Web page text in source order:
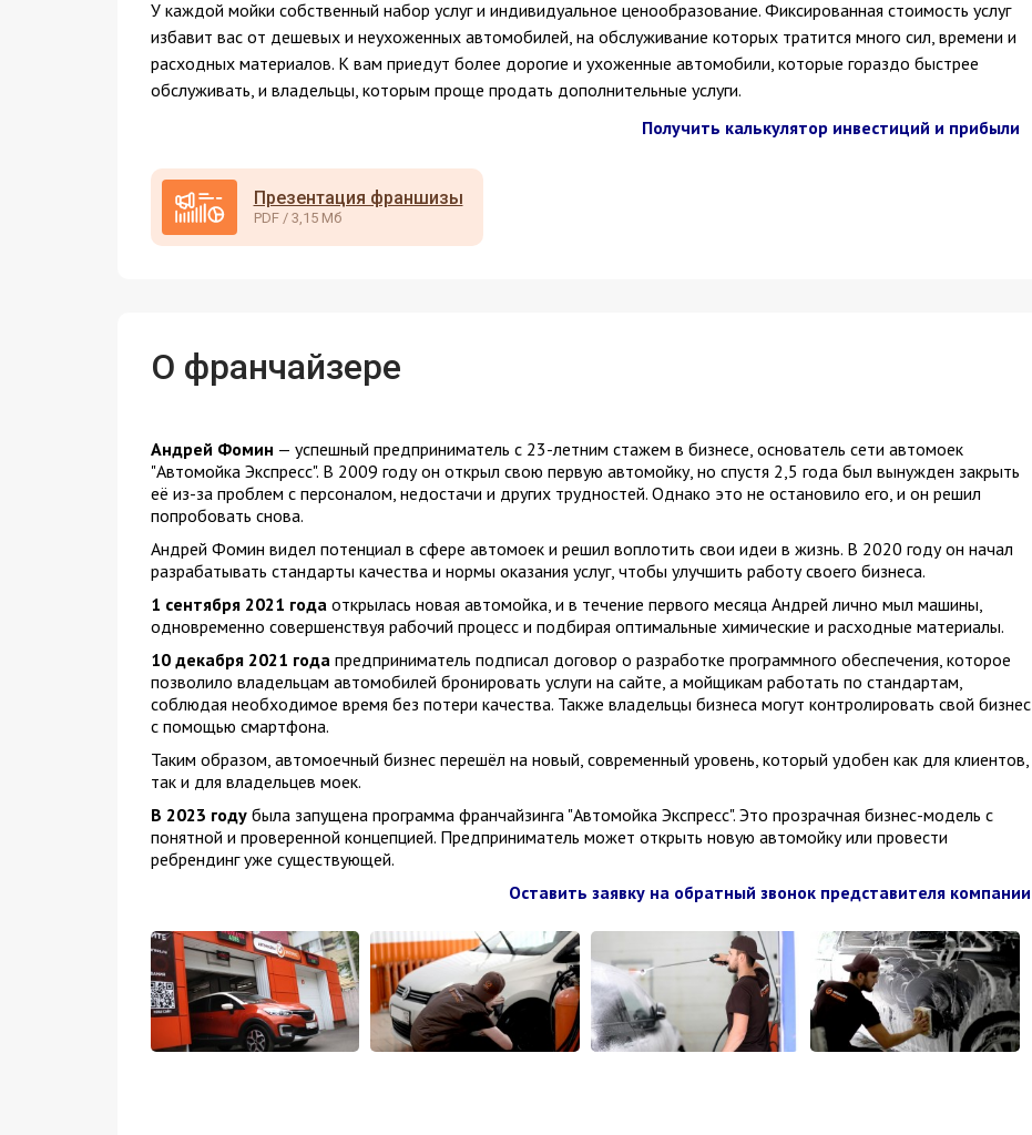
У каждой мойки собственный набор услуг и индивидуальное ценообразование. Фиксированная стоимость услуг
избавит вас от дешевых и неухоженных автомобилей, на обслуживание которых тратится много сил, времени и
расходных материалов. К вам приедут более дорогие и ухоженные автомобили, которые гораздо быстрее
обслуживать, и владельцы, которым проще продать дополнительные услуги.
Получить калькулятор инвестиций и прибыли
Презентация франшизы
PDF / 3,15 Мб
О франчайзере
Андрей Фомин — успешный предприниматель с 23-летним стажем в бизнесе, основатель сети автомоек
"Автомойка Экспресс". В 2009 году он открыл свою первую автомойку, но спустя 2,5 года был вынужден закрыть
её из-за проблем с персоналом, недостачи и других трудностей. Однако это не остановило его, и он решил
попробовать снова.
Андрей Фомин видел потенциал в сфере автомоек и решил воплотить свои идеи в жизнь. В 2020 году он начал
разрабатывать стандарты качества и нормы оказания услуг, чтобы улучшить работу своего бизнеса.
1 сентября 2021 годаоткрылась новая автомойка, и в течение первого месяца Андрей лично мыл машины,
одновременно совершенствуя рабочий процесс и подбирая оптимальные химические и расходные материалы.
10 декабря 2021 годапредприниматель подписал договор о разработке программного обеспечения, которое
позволило владельцам автомобилей бронировать услуги на сайте, а мойщикам работать по стандартам,
соблюдая необходимое время без потери качества. Также владельцы бизнеса могут контролировать свой бизнес
с помощью смартфона.
Таким образом, автомоечный бизнес перешёл на новый, современный уровень, который удобен как для клиентов,
так и для владельцев моек.
В 2023 годубыла запущена программа франчайзинга "Автомойка Экспресс". Это прозрачная бизнес-модель с
понятной и проверенной концепцией. Предприниматель может открыть новую автомойку или провести
ребрендинг уже существующей.
Оставить заявку на обратный звонок представителя компании